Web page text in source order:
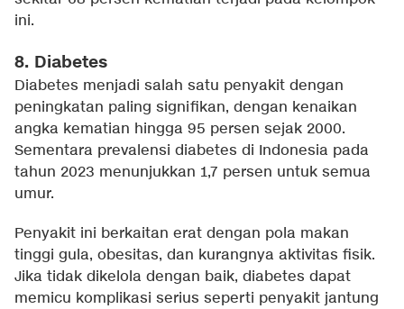
ini.
8. Diabetes
Diabetes menjadi salah satu penyakit dengan
peningkatan paling signifikan, dengan kenaikan
angka kematian hingga 95 persen sejak 2000.
Sementara prevalensi diabetes di Indonesia pada
tahun 2023 menunjukkan 1,7 persen untuk semua
umur.
Penyakit ini berkaitan erat dengan pola makan
tinggi gula, obesitas, dan kurangnya aktivitas fisik.
Jika tidak dikelola dengan baik, diabetes dapat
memicu komplikasi serius seperti penyakit jantung